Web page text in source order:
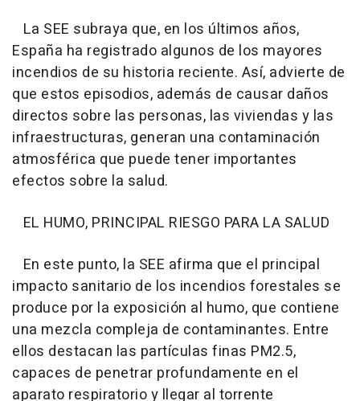
La SEE subraya que, en los últimos años,
España ha registrado algunos de los mayores
incendios de su historia reciente. Así, advierte de
que estos episodios, además de causar daños
directos sobre las personas, las viviendas y las
infraestructuras, generan una contaminación
atmosférica que puede tener importantes
efectos sobre la salud.
EL HUMO, PRINCIPAL RIESGO PARA LA SALUD
En este punto, la SEE afirma que el principal
impacto sanitario de los incendios forestales se
produce por la exposición al humo, que contiene
una mezcla compleja de contaminantes. Entre
ellos destacan las partículas finas PM2.5,
capaces de penetrar profundamente en el
aparato respiratorio y llegar al torrente